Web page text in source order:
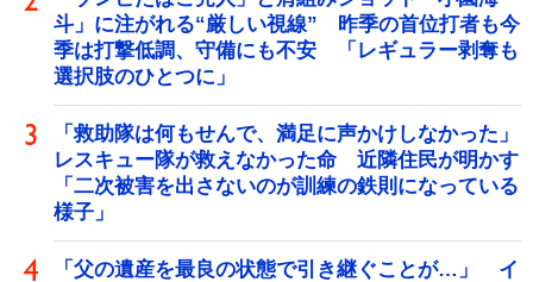
斗」に注がれる“厳しい視線” 昨季の首位打者も今
季は打撃低調、守備にも不安 「レギュラー剥奪も
選択肢のひとつに」
「救助隊は何もせんで、満足に声かけしなかった」
レスキュー隊が救えなかった命 近隣住民が明かす
「二次被害を出さないのが訓練の鉄則になっている
様子」
「父の遺産を最良の状態で引き継ぐことが…」 イ